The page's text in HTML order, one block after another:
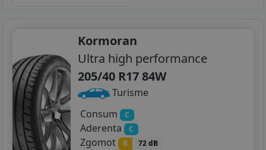
Kormoran
Ultra high performance
205/40 R17 84W
Turisme
Consum
C
Aderenta C
Zgomot B 72 dB